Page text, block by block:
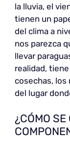
la lluvia, el
tienen un
del clima a
nos parezca
llevar
realidad,
cosechas, los
del lugar
¿CÓMO